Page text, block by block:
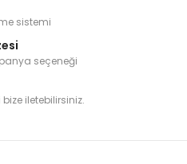
sistemi
seçeneği
iletebilirsiniz.